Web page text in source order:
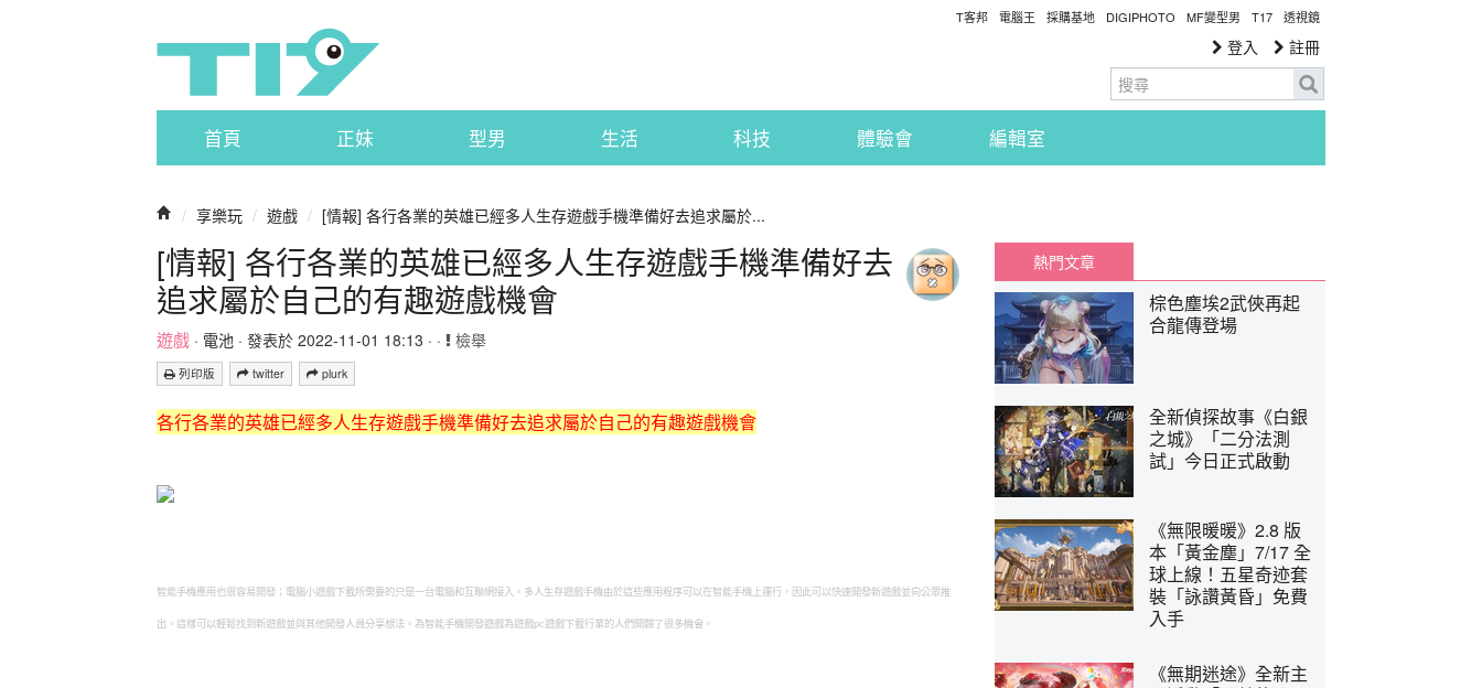
T客邦 電腦王 採購基地 DIGIPHOTO MF變型男 T17 透視鏡
登入 註冊
首頁 正妹 型男 生活 科技 體驗會 編輯室
/ 享樂玩 / 遊戲 / [情報] 各行各業的英雄已經多人生存遊戲手機準備好去追求屬於...
[情報] 各行各業的英雄已經多人生存遊戲手機準備好去
追求屬於自己的有趣遊戲機會
遊戲 · 電池 · 發表於 2022-11-01 18:13 · · 檢舉
列印版 twitter plurk
各行各業的英雄已經多人生存遊戲手機準備好去追求屬於自己的有趣遊戲機會
智能手機應用也很容易開發；電腦小遊戲下載所需要的只是一台電腦和互聯網接入。多人生存遊戲手機由於這些應用程序可以在智能手機上運行，​​因此可以快速開發新遊戲並向公眾推
出。這樣可以輕鬆找到新遊戲並與其他開發人員分享想法。為智能手機開發遊戲為遊戲pc遊戲下載行業的人們開闢了很多機會。
熱門文章
棕色塵埃2武俠再起
合龍傳登場
全新偵探故事《白銀
之城》「二分法測
試」今日正式啟動
《無限暖暖》2.8 版
本「黃金塵」7/17 全
球上線！五星奇迹套
裝「詠讚黃昏」免費
入手
《無期迷途》全新主